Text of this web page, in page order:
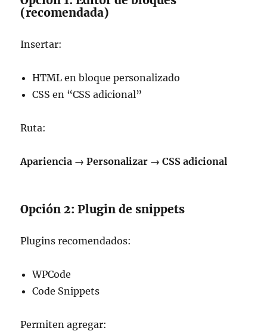
(recomendada)
Insertar:
HTML en bloque personalizado
CSS en “CSS adicional”
Ruta:
Apariencia → Personalizar → CSS adicional
Opción 2: Plugin de snippets
Plugins recomendados:
WPCode
Code Snippets
Permiten agregar: